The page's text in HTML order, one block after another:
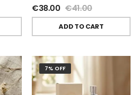
€38.00 €41.00
ADD TO CART
7% OFF